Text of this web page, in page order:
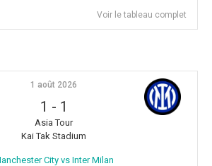
Voir le tableau complet
1 août 2026
1 - 1
Asia Tour
Kai Tak Stadium
City vs Inter Milan